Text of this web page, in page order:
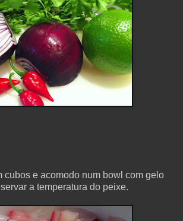
cubos e acomodo num bowl com gelo
a temperatura do peixe.